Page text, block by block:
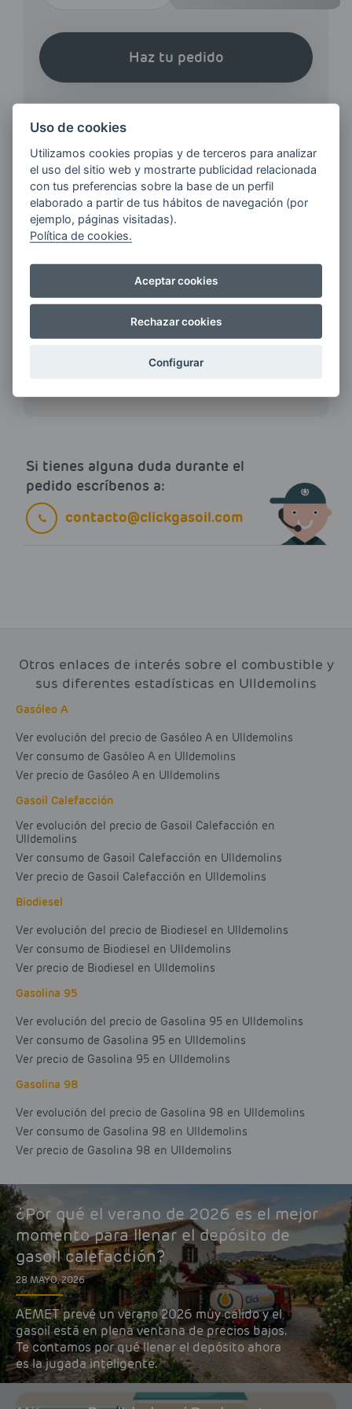
Haz tu pedido
¿QUIERES ESTAR AL DÍA DE
LAS
ÚLTIMAS NOVEDADES?
ENERGIAS por cualquier medio, incluido
Si tienes alguna duda durante el
pedido escríbenos a:
contacto@clickgasoil.com
Otros enlaces de interés sobre el combustible y
sus diferentes estadísticas en Ulldemolins
Gasóleo A
Ver evolución del precio de Gasóleo A en Ulldemolins
Ver consumo de Gasóleo A en Ulldemolins
Ver precio de Gasóleo A en Ulldemolins
Gasoil Calefacción
Ver evolución del precio de Gasoil Calefacción en
Ulldemolins
Ver consumo de Gasoil Calefacción en Ulldemolins
Ver precio de Gasoil Calefacción en Ulldemolins
Biodiesel
Ver evolución del precio de Biodiesel en Ulldemolins
Ver consumo de Biodiesel en Ulldemolins
Ver precio de Biodiesel en Ulldemolins
Gasolina 95
Ver evolución del precio de Gasolina 95 en Ulldemolins
Ver consumo de Gasolina 95 en Ulldemolins
Ver precio de Gasolina 95 en Ulldemolins
Gasolina 98
Ver evolución del precio de Gasolina 98 en Ulldemolins
Ver consumo de Gasolina 98 en Ulldemolins
Ver precio de Gasolina 98 en Ulldemolins
¿Por qué el verano de 2026 es el mejor
momento para llenar el depósito de
gasoil calefacción?
28 MAYO, 2026
AEMET prevé un verano 2026 muy cálido y el
gasoil está en plena ventana de precios bajos.
Te contamos por qué llenar el depósito ahora
es la jugada inteligente.
Uso de cookies
Utilizamos cookies propias y de terceros para analizar
el uso del sitio web y mostrarte publicidad relacionada
con tus preferencias sobre la base de un perfil
elaborado a partir de tus hábitos de navegación (por
ejemplo, páginas visitadas).
Política de cookies.
Aceptar cookies
Rechazar cookies
Configurar